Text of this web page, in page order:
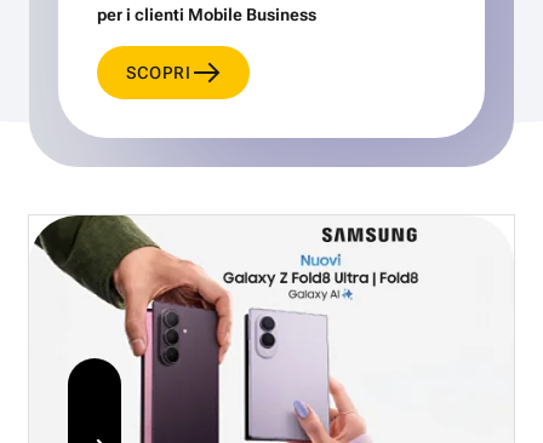
per i clienti Mobile Business
SCOPRI